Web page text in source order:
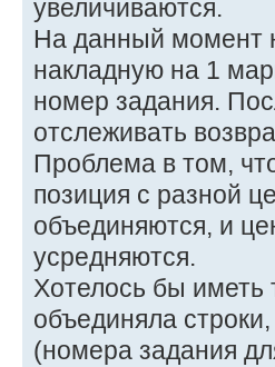
увеличиваются.
На данный момент
накладную на 1
номер задания.
отслеживать
Проблема в том,
позиция с разной
объединяются, и
усредняются.
Хотелось бы иметь
объединяла
(номера задания